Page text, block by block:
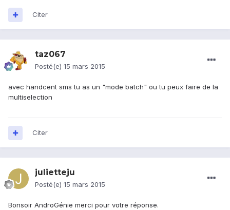
Citer
taz067
Posté(e) 15 mars 2015
avec handcent sms tu as un "mode batch" ou tu peux faire de la
multiselection
Citer
julietteju
Posté(e) 15 mars 2015
Bonsoir AndroGénie merci pour votre réponse.